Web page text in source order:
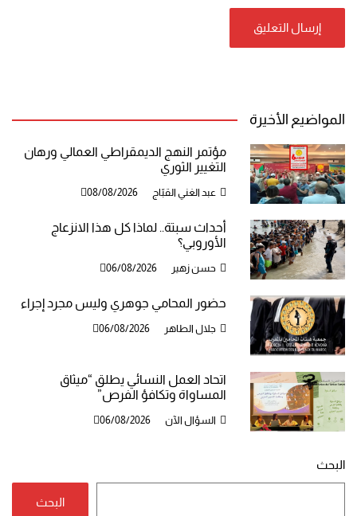
المواضيع الأخيرة
مؤتمر النهج الديمقراطي العمالي ورهان
التغيير الثوري
عبد الغني القبّاج 08/08/2026
أحداث سبتة.. لماذا كل هذا الانزعاج
الأوروبي؟
حسن زهير 06/08/2026
حضور المحامي جوهري وليس مجرد إجراء
جلال الطاهر 06/08/2026
اتحاد العمل النسائي يطلق “ميثاق
المساواة وتكافؤ الفرص”
السؤال الآن 06/08/2026
البحث
البحث